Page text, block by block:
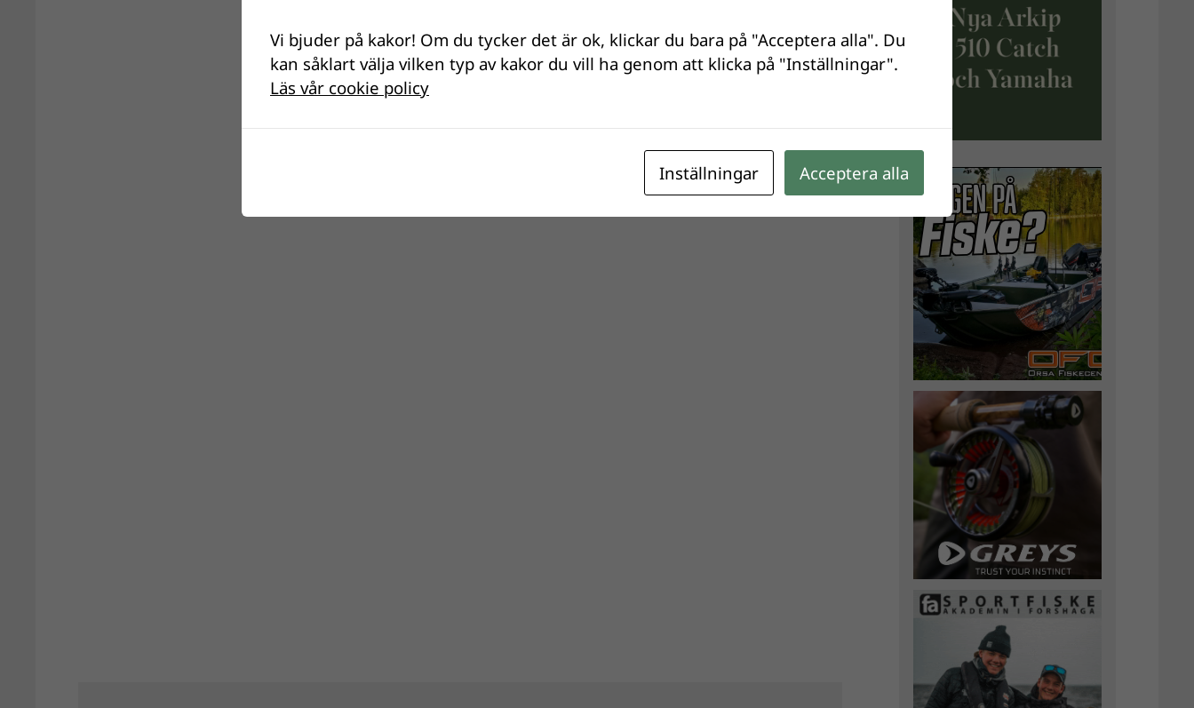
Vi bjuder på kakor! Om du tycker det är ok, klickar du bara på "Acceptera alla". Du
kan såklart välja vilken typ av kakor du vill ha genom att klicka på "Inställningar".
Läs vår cookie policy
Inställningar Acceptera alla